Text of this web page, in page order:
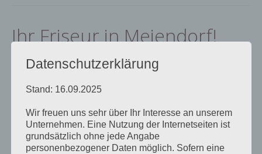
Ihr Friseur in Meiendorf!
Posted onMittwoch,14. November 2012
„Ihr Lebensgefühl – Unsere
Leidenschaft – Das Besondere.“
Datenschutzerklärung
Stand: 16.09.2025
Wir freuen uns sehr über Ihr Interesse an unserem
Unternehmen. Eine Nutzung der Internetseiten ist
grundsätzlich ohne jede Angabe
personenbezogener Daten möglich. Sofern eine